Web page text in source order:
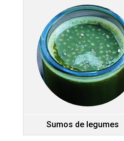
Sumos de legumes